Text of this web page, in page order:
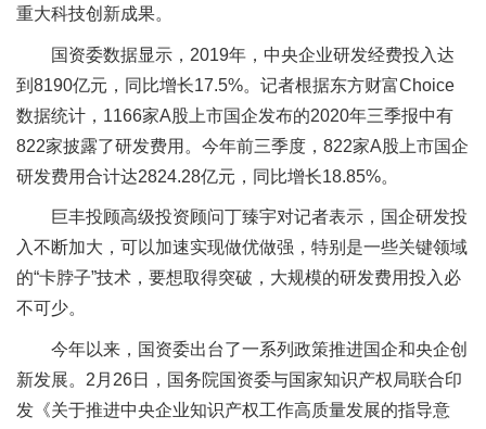
重大科技创新成果。
国资委数据显示，2019年，中央企业研发经费投入达
到8190亿元，同比增长17.5%。记者根据东方财富Choice
数据统计，1166家A股上市国企发布的2020年三季报中有
822家披露了研发费用。今年前三季度，822家A股上市国企
研发费用合计达2824.28亿元，同比增长18.85%。
巨丰投顾高级投资顾问丁臻宇对记者表示，国企研发投
入不断加大，可以加速实现做优做强，特别是一些关键领域
的“卡脖子”技术，要想取得突破，大规模的研发费用投入必
不可少。
今年以来，国资委出台了一系列政策推进国企和央企创
新发展。2月26日，国务院国资委与国家知识产权局联合印
发《关于推进中央企业知识产权工作高质量发展的指导意